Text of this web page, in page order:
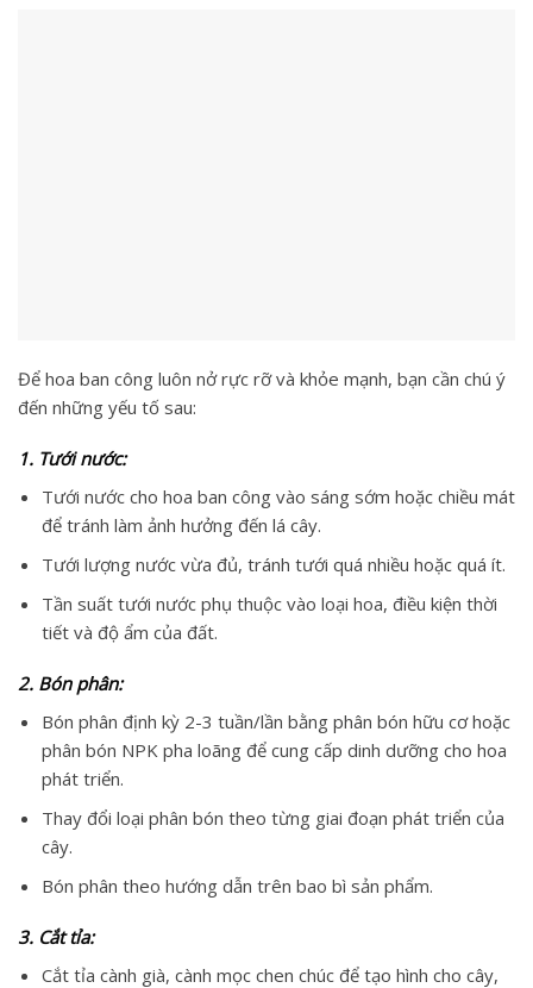
Để hoa ban công luôn nở rực rỡ và khỏe mạnh, bạn cần chú ý
đến những yếu tố sau:
1. Tưới nước:
Tưới nước cho hoa ban công vào sáng sớm hoặc chiều mát
để tránh làm ảnh hưởng đến lá cây.
Tưới lượng nước vừa đủ, tránh tưới quá nhiều hoặc quá ít.
Tần suất tưới nước phụ thuộc vào loại hoa, điều kiện thời
tiết và độ ẩm của đất.
2. Bón phân:
Bón phân định kỳ 2-3 tuần/lần bằng phân bón hữu cơ hoặc
phân bón NPK pha loãng để cung cấp dinh dưỡng cho hoa
phát triển.
Thay đổi loại phân bón theo từng giai đoạn phát triển của
cây.
Bón phân theo hướng dẫn trên bao bì sản phẩm.
3. Cắt tỉa:
Cắt tỉa cành già, cành mọc chen chúc để tạo hình cho cây,